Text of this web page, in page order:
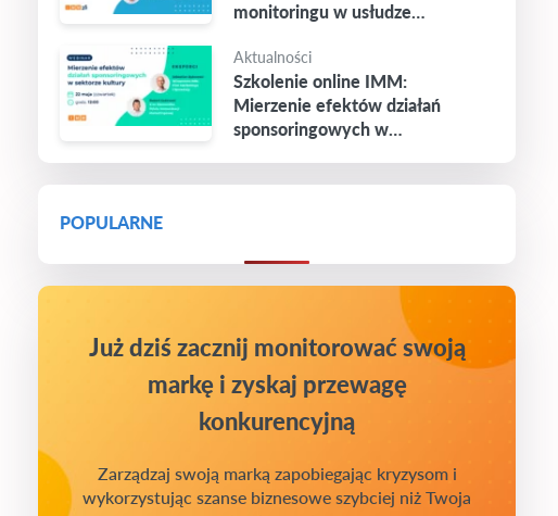
monitoringu w usłudze
Aktualności
Szkolenie online IMM:
Mierzenie efektów działań
sponsoringowych w
POPULARNE
Już dziś zacznij monitorować swoją
markę i zyskaj przewagę
konkurencyjną
Zarządzaj swoją marką zapobiegając kryzysom i
wykorzystując szanse biznesowe szybciej niż Twoja